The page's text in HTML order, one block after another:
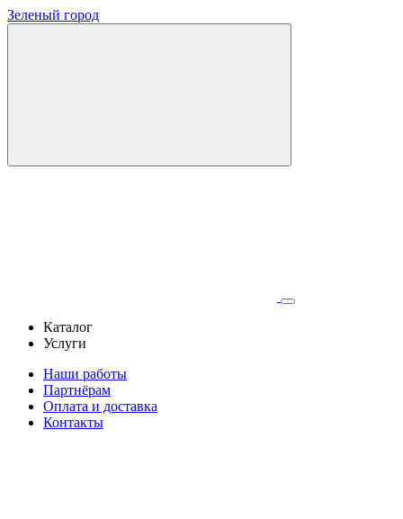
Зеленый город
Каталог
Услуги
Наши работы
Партнёрам
Оплата и доставка
Контакты